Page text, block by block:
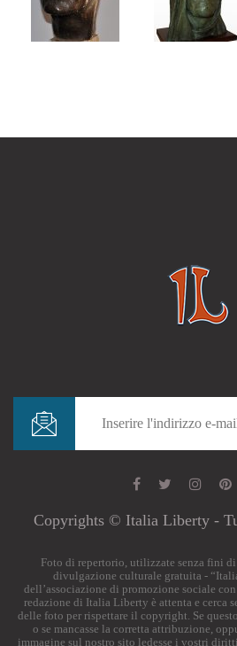
Copyrights © Italia Liberty -
Foto di repertorio, utilizzate senza fini
divulgazione culturale gratuita -
dell’associazione di promozione sociale
redazione di Italia Liberty è attenta e cerca
delle foto per rispettare il copyright. Se
o se mancasse la corretta attribuzione,
immagine sul nostro sito ledesse i vostri